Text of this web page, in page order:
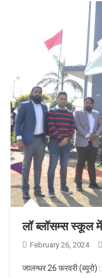
लॉ ब्लॉसम्स स्कूल
February 26, 2024
जालन्धर 26 फरवरी